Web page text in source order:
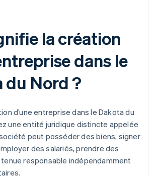
la création
dans le
du Nord ?
d’une entreprise dans le Dakota du
une entité juridique distincte appelée
peut posséder des biens, signer
des salariés, prendre des
responsable indépendamment